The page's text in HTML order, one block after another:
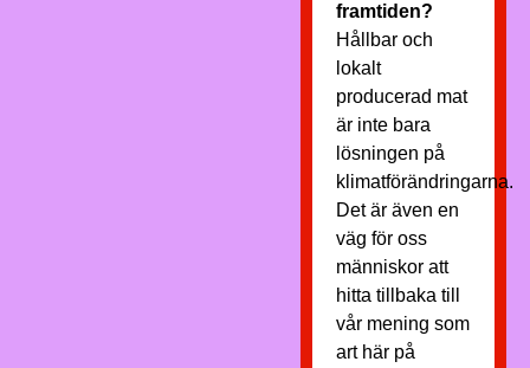
framtiden?
Hållbar och
lokalt
producerad mat
är inte bara
lösningen på
klimatförändringarna.
Det är även en
väg för oss
människor att
hitta tillbaka till
vår mening som
art här på